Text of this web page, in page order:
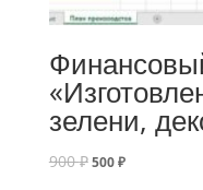
зелени,
900₽500₽